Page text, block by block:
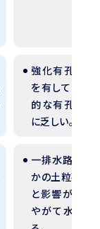
強化有孔管は
を有している
的な有孔管は
に乏しい。
一排水路のた
かの土粒砂で
と影響が出て
やがて水路は